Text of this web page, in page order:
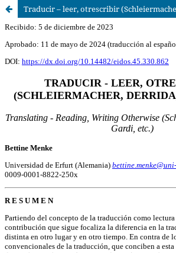
Traducir – leer, otrescribir